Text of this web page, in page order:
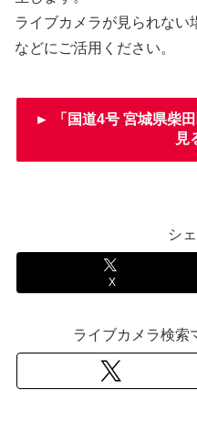
ライブカメラが見られない
などにご活用ください。
► 「国道4号 宮城県柴
見
シ
X
ライブカメラ検索